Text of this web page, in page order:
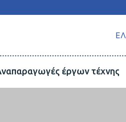
ΕΛ
έργων τέχνης